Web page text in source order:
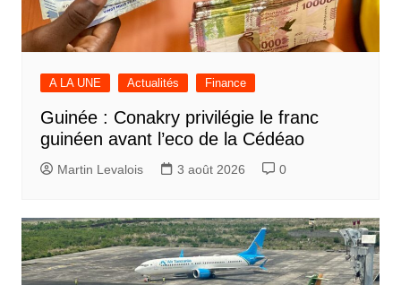
A LA UNE Actualités Finance
Guinée : Conakry privilégie le franc
guinéen avant l’eco de la Cédéao
Martin Levalois 3 août 2026 0